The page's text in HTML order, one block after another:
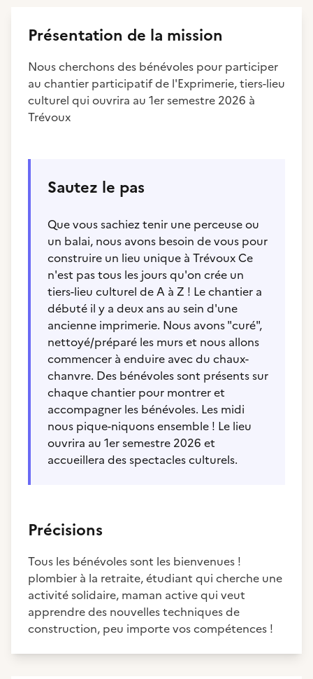
Présentation de la mission
Nous cherchons des bénévoles pour participer
au chantier participatif de l'Exprimerie, tiers-lieu
culturel qui ouvrira au 1er semestre 2026 à
Trévoux
Sautez le pas
Que vous sachiez tenir une perceuse ou
un balai, nous avons besoin de vous pour
construire un lieu unique à Trévoux Ce
n'est pas tous les jours qu'on crée un
tiers-lieu culturel de A à Z ! Le chantier a
débuté il y a deux ans au sein d'une
ancienne imprimerie. Nous avons "curé",
nettoyé/préparé les murs et nous allons
commencer à enduire avec du chaux-
chanvre. Des bénévoles sont présents sur
chaque chantier pour montrer et
accompagner les bénévoles. Les midi
nous pique-niquons ensemble ! Le lieu
ouvrira au 1er semestre 2026 et
accueillera des spectacles culturels.
Précisions
Tous les bénévoles sont les bienvenues !
plombier à la retraite, étudiant qui cherche une
activité solidaire, maman active qui veut
apprendre des nouvelles techniques de
construction, peu importe vos compétences !